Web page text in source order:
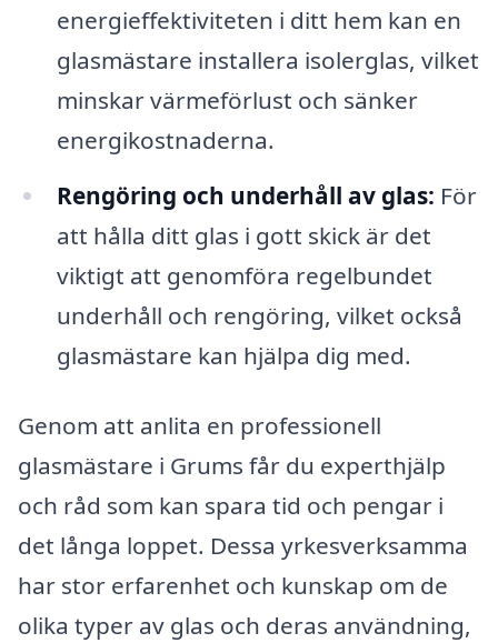
energieffektiviteten i ditt hem kan en
glasmästare installera isolerglas, vilket
minskar värmeförlust och sänker
energikostnaderna.
Rengöring och underhåll av glas: För
att hålla ditt glas i gott skick är det
viktigt att genomföra regelbundet
underhåll och rengöring, vilket också
glasmästare kan hjälpa dig med.
Genom att anlita en professionell
glasmästare i Grums får du experthjälp
och råd som kan spara tid och pengar i
det långa loppet. Dessa yrkesverksamma
har stor erfarenhet och kunskap om de
olika typer av glas och deras användning,